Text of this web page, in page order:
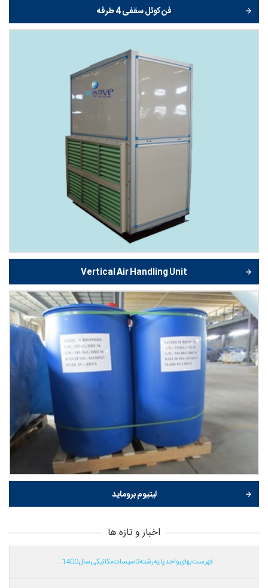
فن کوئل سقفی 4 طرفه
Vertical Air Handling Unit
لیتیوم بروماید
اخبار و تازه ها
فهرست بهای واحد پایه رشته تاسیسات مکانیکی سال 1400...